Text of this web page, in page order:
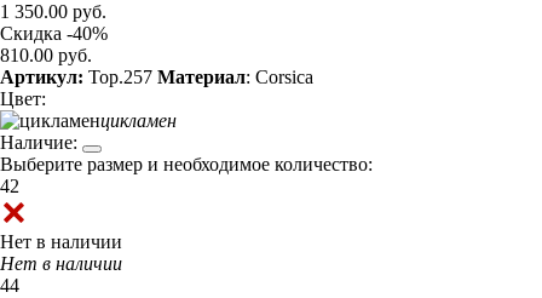
1 350.00 руб.
Скидка -40%
810.00 руб.
Артикул: Top.257 Материал: Corsica
Цвет:
цикламен
Наличие:
Выберите размер и необходимое количество:
42
Нет в наличии
Нет в наличии
44